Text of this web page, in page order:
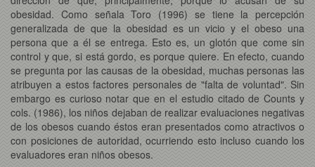
obesidad. Como señala Toro (1996) se tiene la percepción
generalizada de que la obesidad es un vicio y el obeso una
persona que a él se entrega. Esto es, un glotón que come sin
control y que, si está gordo, es porque quiere. En efecto, cuando
se pregunta por las causas de la obesidad, muchas personas las
atribuyen a estos factores personales de "falta de voluntad". Sin
embargo es curioso notar que en el estudio citado de Counts y
cols. (1986), los niños dejaban de realizar evaluaciones negativas
de los obesos cuando éstos eran presentados como atractivos o
con posiciones de autoridad, ocurriendo esto incluso cuando los
evaluadores eran niños obesos.